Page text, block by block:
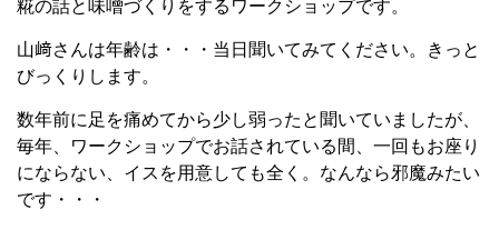
糀の話と味噌づくりをするワークショップです。
山﨑さんは年齢は・・・当日聞いてみてください。きっと
びっくりします。
数年前に足を痛めてから少し弱ったと聞いていましたが、
毎年、ワークショップでお話されている間、一回もお座り
にならない、イスを用意しても全く。なんなら邪魔みたい
です・・・